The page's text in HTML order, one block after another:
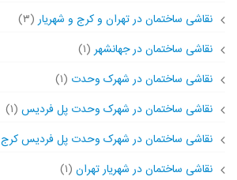
نقاشی ساختمان در تهران و کرج و شهریار(۳)
نقاشی ساختمان در جهانشهر(۱)
نقاشی ساختمان در شهرک وحدت (۱)
نقاشی ساختمان در شهرک وحدت پل فردیس (۱)
نقاشی ساختمان در شهرک وحدت پل فردیس کرج
نقاشی ساختمان در شهریار تهران (۱)